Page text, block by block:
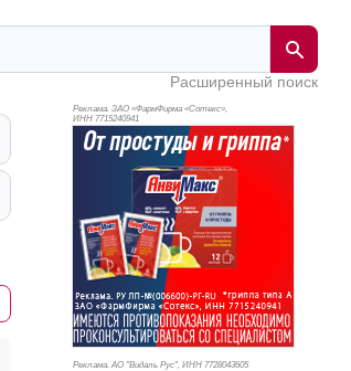
Расширенный поиск
Реклама. ЗАО «ФармФирма «Сотекс»,
ИНН 7715240941
Реклама. АО "Видаль Рус", ИНН 7728043605